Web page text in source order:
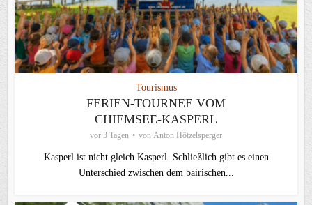
Tourismus
FERIEN-TOURNEE VOM
CHIEMSEE-KASPERL
vor 3 Tagen von Anton Hötzelsperger
Kasperl ist nicht gleich Kasperl. Schließlich gibt es einen
Unterschied zwischen dem bairischen...